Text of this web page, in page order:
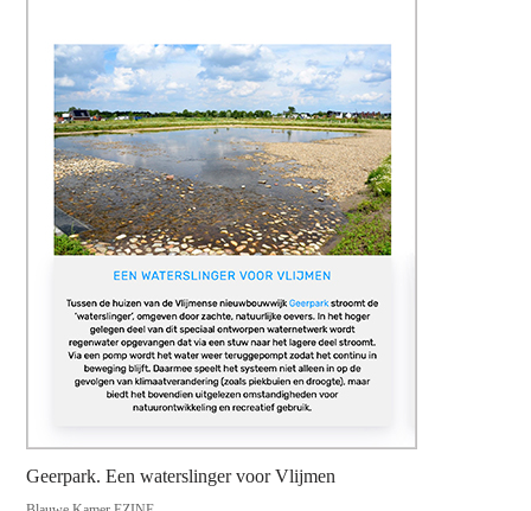
Geerpark. Een waterslinger voor Vlijmen